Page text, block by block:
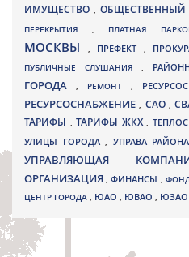
ИМУЩЕСТВО , ОБЩЕСТВЕННЫЙ
ПЕРЕКРЫТИЯ , ПЛАТНАЯ
МОСКВЫ
, ПРЕФЕКТ ,
ПУБЛИЧНЫЕ СЛУШАНИЯ ,
ГОРОДА
, РЕМОНТ ,
РЕСУРСОСНАБЖЕНИЕ, САО,
ТАРИФЫ , ТАРИФЫ ЖКХ ,
УЛИЦЫ ГОРОДА , УПРАВА РАЙОНА
УПРАВЛЯЮЩАЯ
ОРГАНИЗАЦИЯ,ФИНАНСЫ ,
ЦЕНТР ГОРОДА , ЮАО , ЮВАО , ЮЗАО